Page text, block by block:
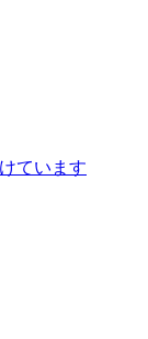
ています